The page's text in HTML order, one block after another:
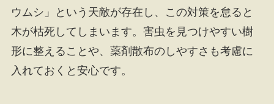
ウムシ」という天敵が存在し、この対策を怠ると
木が枯死してしまいます。害虫を見つけやすい樹
形に整えることや、薬剤散布のしやすさも考慮に
入れておくと安心です。